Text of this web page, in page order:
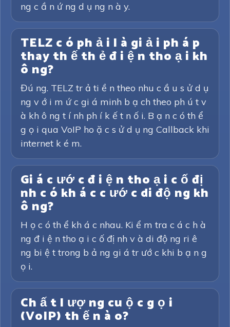
ng c ầ n ứ ng d ụ ng n à y.
TELZ c ó ph ả i l à gi ả i ph á p
thay th ế th ẻ đ i ệ n tho ạ i kh
ô ng?
Đú ng. TELZ tr ả ti ề n theo nhu c ầ u s ử d ụ
ng v ớ i m ứ c gi á minh b ạ ch theo ph ú t v
à kh ô ng t í nh ph í k ế t n ố i. B ạ n c ó th ể
g ọ i qua VoIP ho ặ c s ử d ụ ng Callback khi
internet k é m.
Gi á c ướ c đ i ệ n tho ạ i c ố đị
nh c ó kh á c c ướ c di độ ng kh
ô ng?
H ọ c ó th ể kh á c nhau. Ki ể m tra c á c h à
ng đ i ệ n tho ạ i c ố đị nh v à di độ ng ri ê
ng bi ệ t trong b ả ng gi á tr ướ c khi b ạ n g
ọ i.
Ch ấ t l ượ ng cu ộ c g ọ i
(VoIP) th ế n à o?